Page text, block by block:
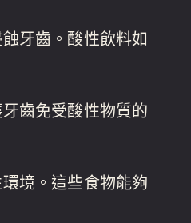
牙齒。酸性飲料如
齒免受酸性物質的
境。這些食物能夠